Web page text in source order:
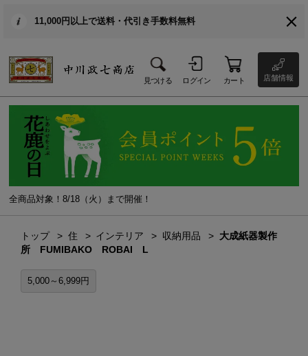
11,000円以上で送料・代引き手数料無料
見つける ログイン カート 店舗情報
全商品対象！8/18（火）まで開催！
トップ 住 インテリア 収納用品
大成紙器製作
所 FUMIBAKO ROBAI L
5,000～6,999円